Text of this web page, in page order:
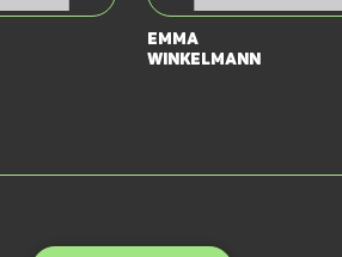
Emma
Winkelmann